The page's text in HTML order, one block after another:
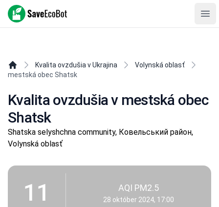
SaveEcoBot
Kvalita ovzdušia v Ukrajina
Volynská oblasť
mestská obec Shatsk
Kvalita ovzdušia v mestská obec
Shatsk
Shatska selyshchna community, Ковельський район,
Volynská oblasť
11 AQI PM2.5
28 október 2024, 17:00